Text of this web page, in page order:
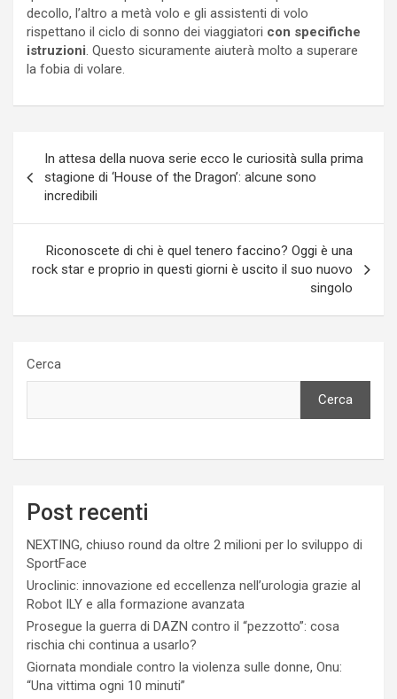
decollo, l’altro a metà volo e gli assistenti di volo
rispettano il ciclo di sonno dei viaggiatori con specifiche
istruzioni. Questo sicuramente aiuterà molto a superare
la fobia di volare.
articoli
In attesa della nuova serie ecco le curiosità sulla prima
stagione di ‘House of the Dragon’: alcune sono
incredibili
Riconoscete di chi è quel tenero faccino? Oggi è una
rock star e proprio in questi giorni è uscito il suo nuovo
singolo
Cerca
Cerca
Post recenti
NEXTING, chiuso round da oltre 2 milioni per lo sviluppo di
SportFace
Uroclinic: innovazione ed eccellenza nell’urologia grazie al
Robot ILY e alla formazione avanzata
Prosegue la guerra di DAZN contro il “pezzotto”: cosa
rischia chi continua a usarlo?
Giornata mondiale contro la violenza sulle donne, Onu:
“Una vittima ogni 10 minuti”